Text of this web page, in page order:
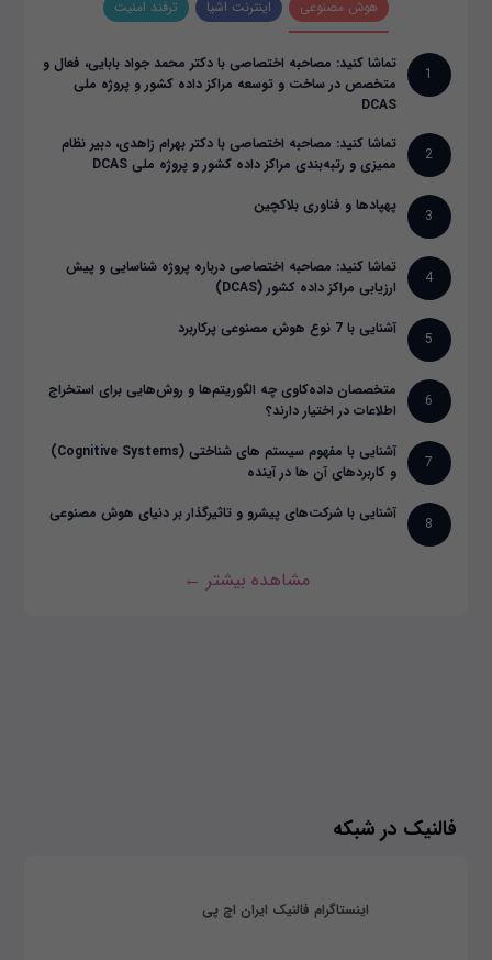
هوش مصنوعی اینترنت اشیا ترفند امنیت
1
تماشا کنید: مصاحبه اختصاصی با دکتر محمد جواد بابایی، فعال و
متخصص در ساخت و توسعه مراکز داده کشور و پروژه ملی
DCAS
2
تماشا کنید: مصاحبه اختصاصی با دکتر بهرام زاهدی، دبیر نظام
ممیزی و رتبه‌بندی مراکز داده کشور و پروژه ملی DCAS
3
پهپادها و فناوری بلاکچین
4
تماشا کنید: مصاحبه اختصاصی درباره پروژه شناسایی و پیش
ارزیابی مراکز داده کشور (DCAS)
5
آشنایی با 7 نوع هوش مصنوعی پرکاربرد
6
متخصصان داده‌کاوی چه الگوریتم‌ها و روش‌هایی برای استخراج
اطلاعات در اختیار دارند؟
7
آشنایی با مفهوم سیستم های شناختی (Cognitive Systems)
و کاربردهای آن ها در آینده
8
آشنایی با شرکت‌های پیشرو و تاثیرگذار بر دنیای هوش مصنوعی
مشاهده بیشتر ←
فالنیک در شبکه
اینستاگرام فالنیک ایران اچ پی